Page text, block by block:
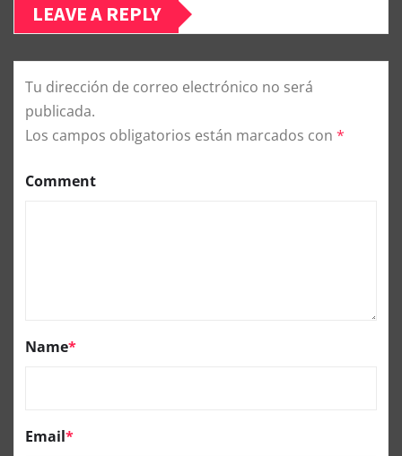
LEAVE A REPLY
Tu dirección de correo electrónico no será
publicada.
Los campos obligatorios están marcados con *
Comment
Name*
Email*